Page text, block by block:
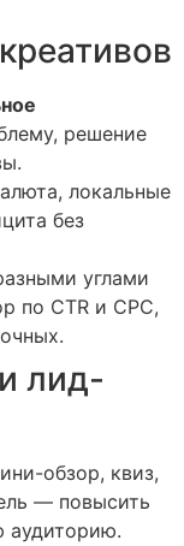
решение
локальные
без
углами
по CTR и CPC,
лид-
обзор, квиз,
— повысить
аудиторию.